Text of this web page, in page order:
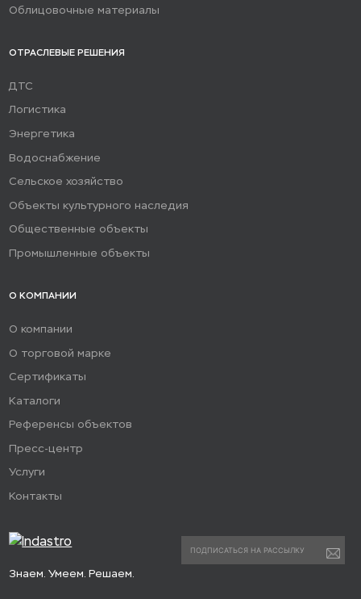
Знаем. Умеем. Решаем.
Облицовочные материалы
ОТРАСЛЕВЫЕ РЕШЕНИЯ
ДТС
Логистика
Энергетика
Водоснабжение
Сельское хозяйство
Объекты культурного наследия
Общественные объекты
Промышленные объекты
О КОМПАНИИ
О компании
О торговой марке
Сертификаты
Каталоги
Референсы объектов
Пресс-центр
Услуги
Контакты